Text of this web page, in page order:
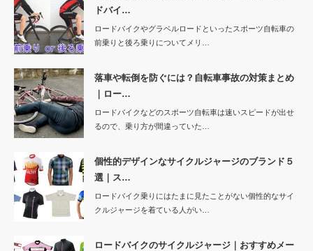
ドバイ…
ロードバイクやグラベルロードといったスポーツ自転車の
前乗りと後ろ乗りについてメリ…
落車や転倒を防ぐには？自転車事故の対策まとめ
｜ロー…
ロードバイクなどのスポーツ自転車は速いスピードが出せ
るので、乗り方が間違っていた…
個性的デザインなサイクルジャージのブランド５
選｜ス…
ロードバイク乗りにはたまに見たことがない個性的なサイ
クルジャージを着ている人がい…
ロードバイクのサイクルジャージ｜おすすめメー